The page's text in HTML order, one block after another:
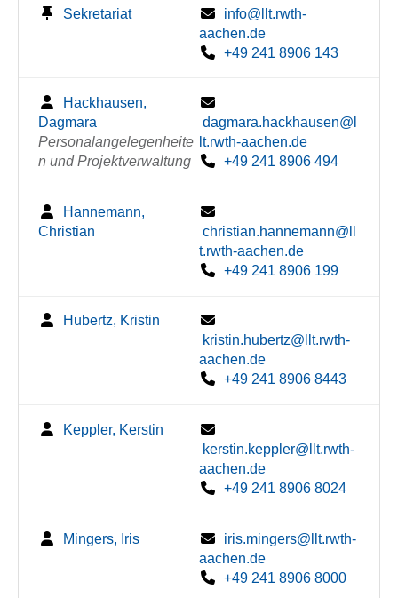
Sekretariat
info@llt.rwth-
aachen.de
+49 241 8906 143
Hackhausen,
Dagmara
Personalangelegenheite
n und Projektverwaltung
dagmara.hackhausen@l
lt.rwth-aachen.de
+49 241 8906 494
Hannemann,
Christian
christian.hannemann@ll
t.rwth-aachen.de
+49 241 8906 199
Hubertz, Kristin
kristin.hubertz@llt.rwth-
aachen.de
+49 241 8906 8443
Keppler, Kerstin
kerstin.keppler@llt.rwth-
aachen.de
+49 241 8906 8024
Mingers, Iris
iris.mingers@llt.rwth-
aachen.de
+49 241 8906 8000